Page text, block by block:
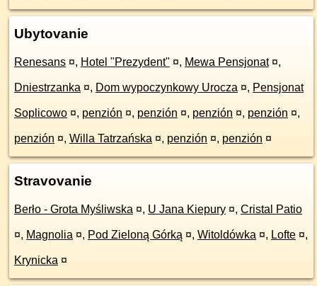
Ubytovanie
Renesans ¤, Hotel "Prezydent" ¤, Mewa Pensjonat ¤,
Dniestrzanka ¤, Dom wypoczynkowy Urocza ¤, Pensjonat
Soplicowo ¤, penzión ¤, penzión ¤, penzión ¤, penzión ¤,
penzión ¤, Willa Tatrzańska ¤, penzión ¤, penzión ¤
Stravovanie
Berło - Grota Myśliwska ¤, U Jana Kiepury ¤, Cristal Patio
¤, Magnolia ¤, Pod Zieloną Górką ¤, Witoldówka ¤, Lofte ¤,
Krynicka ¤